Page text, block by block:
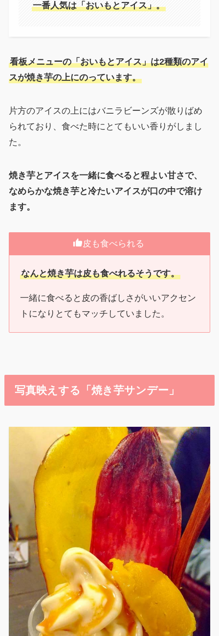
一番人気は「おいもとアイス」。
看板メニューの「おいもとアイス」は2種類のアイ
スが焼き芋の上にのっています。
片方のアイスの上にはバニラビーンズが散りばめ
られており、食べた時にとてもいい香りがしまし
た。
焼き芋とアイスを一緒に食べると程よい甘さで、
なめらかな焼き芋と冷たいアイスが口の中で溶け
ます。
皮も食べられる
なんと焼き芋は皮も食べれるそうです。
一緒に食べると皮の香ばしさがいいアクセン
トになりとてもマッチしていました。
写真映えする「焼き芋サンデー」